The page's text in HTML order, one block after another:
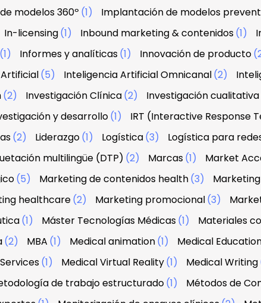
modelos 360º (1) Implantación de modelos
In-licensing(1) Inbound marketing & contenidos(1)
(1) Informes y analíticas(1) Innovación de producto
(5) Inteligencia Artificial Omnicanal(2)
(2) Investigación Clínica(2) Investigación cualitativa
y desarrollo(1) IRT (Interactive Response
(2) Liderazgo(1) Logística(3) Logística para
multilingüe (DTP) (2) Marcas(1) Market
(5) Marketing de contenidos health(3)
healthcare(2) Marketing promocional(3)
(1) Máster Tecnologías Médicas(1) Materiales
(2) MBA (1) Medical animation(1) Medical
(1) Medical Virtual Reality(1) Medical Writing
de trabajo estructurado(1) Métodos de